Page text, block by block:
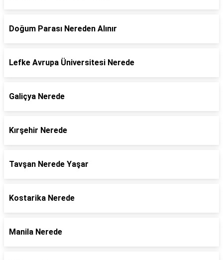
Doğum Parası Nereden Alınır
Lefke Avrupa Üniversitesi Nerede
Galiçya Nerede
Kırşehir Nerede
Tavşan Nerede Yaşar
Kostarika Nerede
Manila Nerede